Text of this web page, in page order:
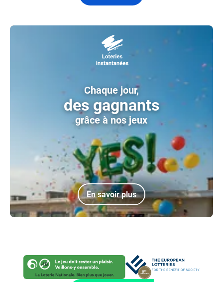
Chaque jour,
des gagnants
grâce à nos jeux
En savoir plus